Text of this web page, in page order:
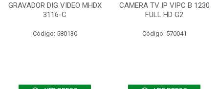
GRAVADOR DIG VIDEO MHDX
3116-C
Código: 580130
CAMERA TV IP VIPC B 1230
FULL HD G2
Código: 570041